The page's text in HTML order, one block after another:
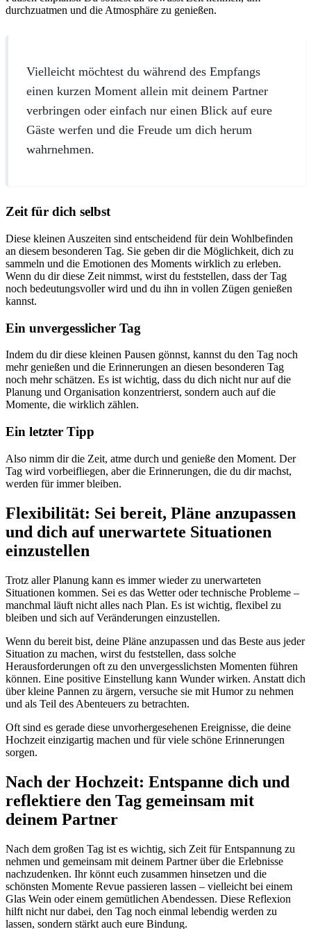
durchzuatmen und die Atmosphäre zu genießen.
Vielleicht möchtest du während des Empfangs
einen kurzen Moment allein mit deinem Partner
verbringen oder einfach nur einen Blick auf eure
Gäste werfen und die Freude um dich herum
wahrnehmen.
Zeit für dich selbst
Diese kleinen Auszeiten sind entscheidend für dein Wohlbefinden
an diesem besonderen Tag. Sie geben dir die Möglichkeit, dich zu
sammeln und die Emotionen des Moments wirklich zu erleben.
Wenn du dir diese Zeit nimmst, wirst du feststellen, dass der Tag
noch bedeutungsvoller wird und du ihn in vollen Zügen genießen
kannst.
Ein unvergesslicher Tag
Indem du dir diese kleinen Pausen gönnst, kannst du den Tag noch
mehr genießen und die Erinnerungen an diesen besonderen Tag
noch mehr schätzen. Es ist wichtig, dass du dich nicht nur auf die
Planung und Organisation konzentrierst, sondern auch auf die
Momente, die wirklich zählen.
Ein letzter Tipp
Also nimm dir die Zeit, atme durch und genieße den Moment. Der
Tag wird vorbeifliegen, aber die Erinnerungen, die du dir machst,
werden für immer bleiben.
Flexibilität: Sei bereit, Pläne anzupassen
und dich auf unerwartete Situationen
einzustellen
Trotz aller Planung kann es immer wieder zu unerwarteten
Situationen kommen. Sei es das Wetter oder technische Probleme –
manchmal läuft nicht alles nach Plan. Es ist wichtig, flexibel zu
bleiben und sich auf Veränderungen einzustellen.
Wenn du bereit bist, deine Pläne anzupassen und das Beste aus jeder
Situation zu machen, wirst du feststellen, dass solche
Herausforderungen oft zu den unvergesslichsten Momenten führen
können. Eine positive Einstellung kann Wunder wirken. Anstatt dich
über kleine Pannen zu ärgern, versuche sie mit Humor zu nehmen
und als Teil des Abenteuers zu betrachten.
Oft sind es gerade diese unvorhergesehenen Ereignisse, die deine
Hochzeit einzigartig machen und für viele schöne Erinnerungen
sorgen.
Nach der Hochzeit: Entspanne dich und
reflektiere den Tag gemeinsam mit
deinem Partner
Nach dem großen Tag ist es wichtig, sich Zeit für Entspannung zu
nehmen und gemeinsam mit deinem Partner über die Erlebnisse
nachzudenken. Ihr könnt euch zusammen hinsetzen und die
schönsten Momente Revue passieren lassen – vielleicht bei einem
Glas Wein oder einem gemütlichen Abendessen. Diese Reflexion
hilft nicht nur dabei, den Tag noch einmal lebendig werden zu
lassen, sondern stärkt auch eure Bindung.